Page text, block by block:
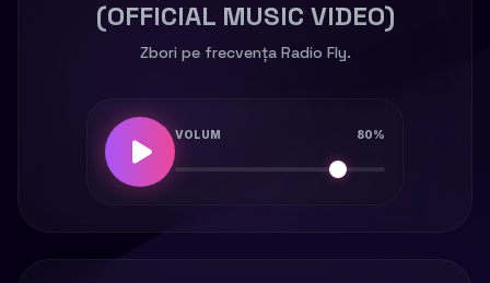
(OFFICIAL MUSIC VIDEO)
Zbori pe frecvența Radio Fly.
VOLUM 80%